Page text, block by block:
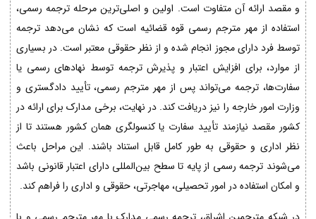
و مقصد ارائه آن متفاوت است. اولین و اصلی‌ترین مرحله ترجمه رسمی،
استفاده از مهر مترجم رسمی قوه قضائیه است که نشان می‌دهد ترجمه
توسط فرد دارای مجوز انجام شده و از نظر حقوقی معتبر است. در بسیاری
از موارد، برای افزایش اعتبار و پذیرش ترجمه توسط نهادهای رسمی یا
سفارت‌ها، ترجمه می‌تواند پس از مهر مترجم رسمی، تأیید دادگستری و
وزارت امور خارجه را نیز دریافت کند. در نهایت، برخی مدارک برای ارائه در
کشور مقصد نیازمند تأیید سفارت یا کنسولگری همان کشور هستند تا از
نظر اداری و حقوقی به طور کامل قابل استناد باشند. این مراحل باعث
می‌شوند ترجمه رسمی از پایه تا سطح بین‌المللی دارای اعتبار قانونی باشد
و امکان استفاده در امور تحصیلی، مهاجرتی، حقوقی و اداری را فراهم کند.